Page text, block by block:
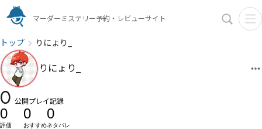
マーダーミステリー予約・レビューサイト
トップ りにょり_
りにょり_
0 公開プレイ記録
0
評価
0
おすすめ
0
ネタバレ